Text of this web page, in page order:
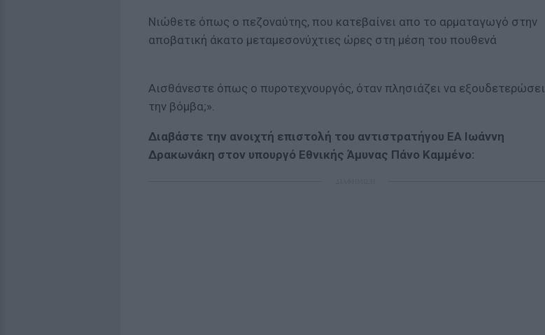
Νιώθετε όπως ο πεζοναύτης, που κατεβαίνει απο το αρματαγωγό στην
αποβατική άκατο μεταμεσονύχτιες ώρες στη μέση του πουθενά
Αισθάνεστε όπως ο πυροτεχνουργός, όταν πλησιάζει να εξουδετερώσει
την βόμβα;».
Διαβάστε την ανοιχτή επιστολή του αντιστρατήγου ΕΑ Ιωάννη
Δρακωνάκη στον υπουργό Εθνικής Άμυνας Πάνο Καμμένο: